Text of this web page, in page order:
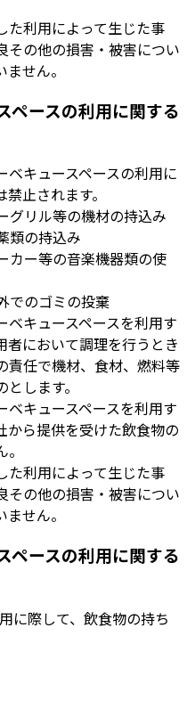
た利用によって生じた事
その他の損害・被害につい
せん。
ペースの利用に関する
ベキュースペースの利用に
止されます。
グリル等の機材の持込み
類の持込み
カー等の音楽機器類の使
でのゴミの投棄
ベキュースペースを利用す
者において調理を行うとき
責任で機材、食材、燃料等
します。
ベキュースペースを利用す
から提供を受けた飲食物の
た利用によって生じた事
その他の損害・被害につい
せん。
ペースの利用に関する
に際して、飲食物の持ち